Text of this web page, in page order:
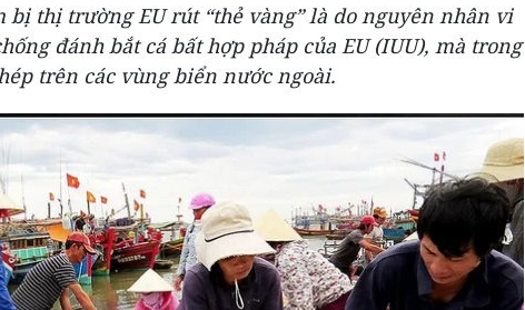
bị thị trường EU rút “thẻ vàng” là do nguyên nhân vi
đánh bắt cá bất hợp pháp của EU (IUU), mà trong
trên các vùng biển nước ngoài.